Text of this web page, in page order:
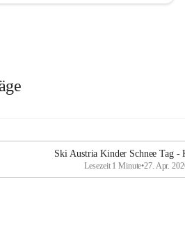
Ski Austria Kinder Schnee Tag -
Lesezeit 1 Minute•27. Apr.